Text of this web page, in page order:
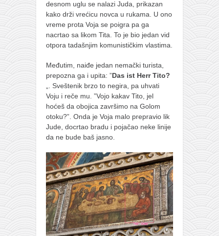
desnom uglu se nalazi Juda, prikazan
kako drži vrećicu novca u rukama. U ono
vreme prota Voja se poigra pa ga
nacrtao sa likom Tita. To je bio jedan vid
otpora tadašnjim komunističkim vlastima.
Međutim, naiđe jedan nemački turista,
prepozna ga i upita: ”Das ist Herr Tito?
„. Sveštenik brzo to negira, pa uhvati
Voju i reče mu. ”Vojo kakav Tito, jel
hoćeš da obojica završimo na Golom
otoku?”. Onda je Voja malo prepravio lik
Jude, docrtao bradu i pojačao neke linije
da ne bude baš jasno.